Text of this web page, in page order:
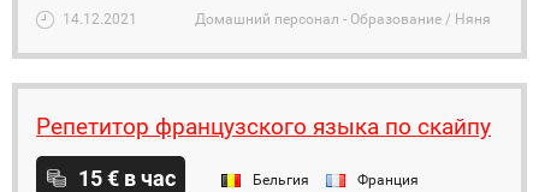
14.12.2021 Домашний персонал - Образование / Няня
Репетитор французского языка по скайпу
15 € в час Бельгия
Франция